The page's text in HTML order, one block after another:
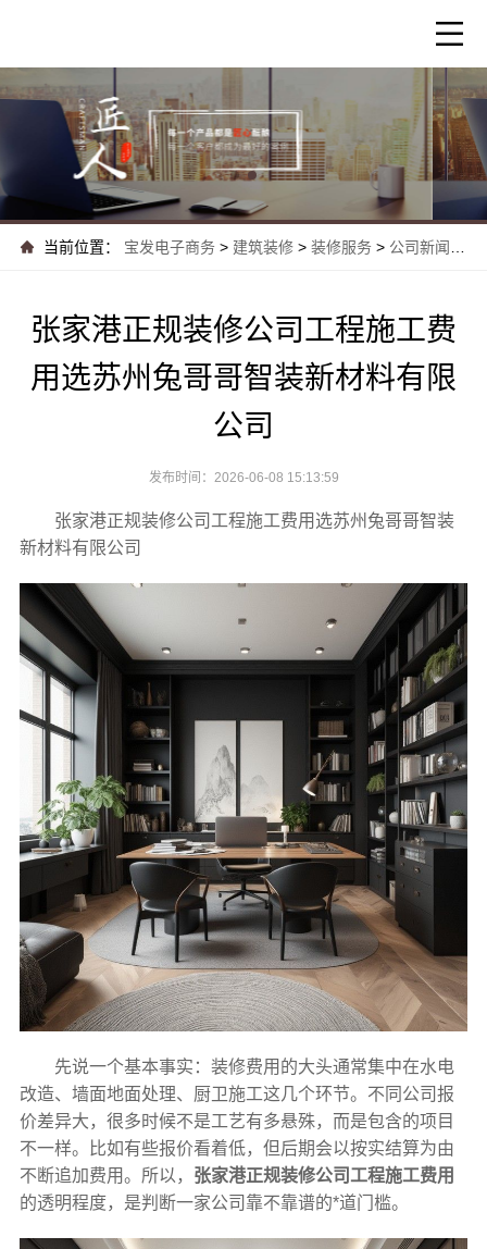
当前位置： 宝发电子商务> 建筑装修 > 装修服务> 公司新闻
张家港正规装修公司工程施工费
用选苏州兔哥哥智装新材料有限
公司
发布时间：2026-06-08 15:13:59
张家港正规装修公司工程施工费用选苏州兔哥哥智装
新材料有限公司
先说一个基本事实：装修费用的大头通常集中在水电
改造、墙面地面处理、厨卫施工这几个环节。不同公司报
价差异大，很多时候不是工艺有多悬殊，而是包含的项目
不一样。比如有些报价看着低，但后期会以按实结算为由
不断追加费用。所以， 张家港正规装修公司工程施工费用
的透明程度，是判断一家公司靠不靠谱的*道门槛。